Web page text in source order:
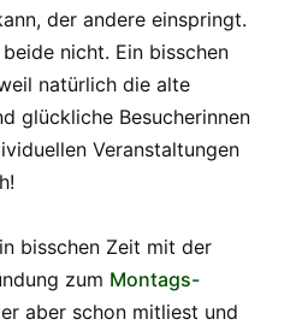
der andere einspringt.
nicht. Ein bisschen
natürlich die alte
glückliche Besucherinnen
Veranstaltungen
bisschen Zeit mit der
zum Montags-
aber schon mitliest und